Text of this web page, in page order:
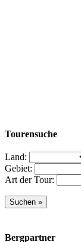
Tourensuche
Land:
Gebiet:
Art der Tour:
Bergpartner